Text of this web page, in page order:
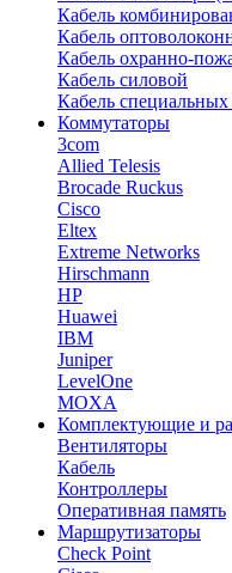
Кабель
Кабель
Кабель охранно-
Кабель силовой
Кабель
Коммутаторы
3com
Allied Telesis
Brocade Ruckus
Cisco
Eltex
Extreme Networks
Hirschmann
HP
Huawei
IBM
Juniper
LevelOne
MOXA
Комплектующие и
Вентиляторы
Кабель
Контроллеры
Оперативная память
Маршрутизаторы
Check Point